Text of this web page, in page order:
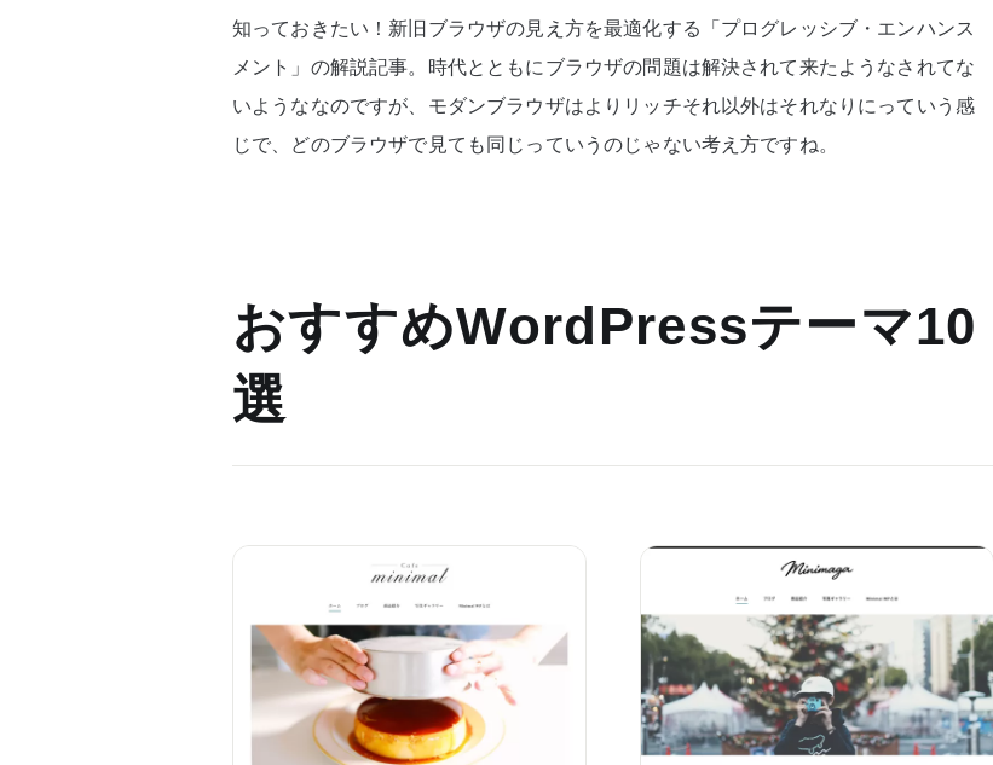
知っておきたい！新旧ブラウザの見え方を最適化する「プログレッシブ・エンハンス
メント」の解説記事。時代とともにブラウザの問題は解決されて来たようなされてな
いようななのですが、モダンブラウザはよりリッチそれ以外はそれなりにっていう感
じで、どのブラウザで見ても同じっていうのじゃない考え方ですね。
おすすめWordPressテーマ10
選